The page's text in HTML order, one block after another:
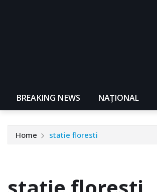
BREAKING NEWS NAŢIONAL
Home statie floresti